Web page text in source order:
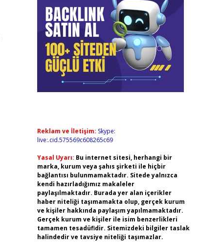
Reklam ve İletişim: Skype:
live:.cid.575569c608265c69
Yasal Uyarı: Bu internet sitesi, herhangi bir
marka, kurum veya şahıs şirketi ile hiçbir
bağlantısı bulunmamaktadır. Sitede yalnızca
kendi hazırladığımız makaleler
paylaşılmaktadır. Burada yer alan içerikler
haber niteliği taşımamakta olup, gerçek kurum
ve kişiler hakkında paylaşım yapılmamaktadır.
Gerçek kurum ve kişiler ile isim benzerlikleri
tamamen tesadüfidir. Sitemizdeki bilgiler taslak
halindedir ve tavsiye niteliği taşımazlar.